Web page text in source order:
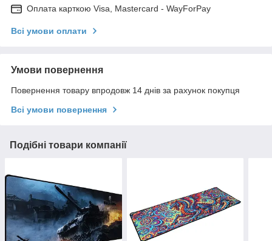
Оплата карткою Visa, Mastercard - WayForPay
Всі умови оплати
Умови повернення
Повернення товару впродовж 14 днів за рахунок покупця
Всі умови повернення
Подібні товари компанії